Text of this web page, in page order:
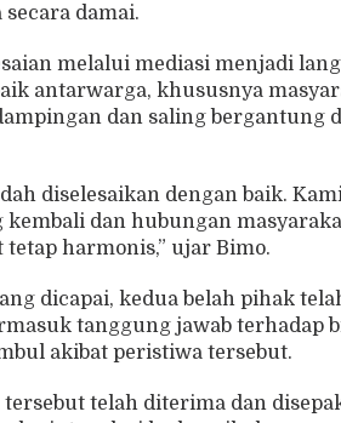
damai.
melalui mediasi menjadi
antarwarga, khususnya
dan saling bergantung
diselesaikan dengan baik.
dan hubungan
harmonis,” ujar Bimo.
dicapai, kedua belah pihak
tanggung jawab terhadap
akibat peristiwa tersebut.
telah diterima dan